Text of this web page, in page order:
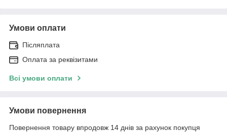
Умови оплати
Післяплата
Оплата за реквізитами
Всі умови оплати
Умови повернення
Повернення товару впродовж 14 днів за рахунок покупця